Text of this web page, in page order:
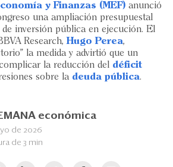
y Finanzas (MEF) anunció
una ampliación presupuestal
inversión pública en ejecución. El
Research, Hugo Perea,
la medida y advirtió que un
la reducción del déficit
sobre la deuda pública.
económica
de 2026
de 3 min